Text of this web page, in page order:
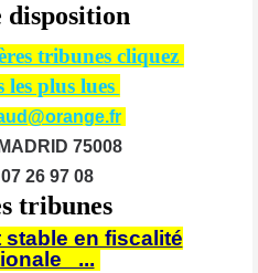
disposition
tribunes cliquez
les plus lues
75008
26 97 08
tribunes
en fiscalité
...